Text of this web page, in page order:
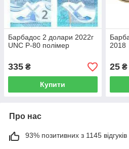
Барбадос 2 долари 2022г
UNC Р-80 полімер
335 ₴
Купити
2018
25₴
Про нас
93% позитивних з 1145 відгуків